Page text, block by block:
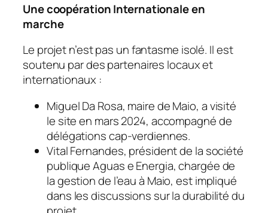
Une coopération Internationale en
marche
Le projet n’est pas un fantasme isolé. Il est
soutenu par des partenaires locaux et
internationaux :
Miguel Da Rosa, maire de Maio, a visité
le site en mars 2024, accompagné de
délégations cap-verdiennes.
Vital Fernandes, président de la société
publique Aguas e Energia, chargée de
la gestion de l’eau à Maio, est impliqué
dans les discussions sur la durabilité du